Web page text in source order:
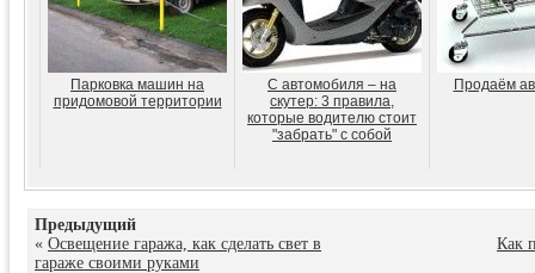
Парковка машин на
придомовой территории
С автомобиля – на
скутер: 3 правила,
которые водителю стоит
"забрать" с собой
Продаём
Предыдущий
« Освещение гаража, как сделать свет в
гараже своими руками
Как